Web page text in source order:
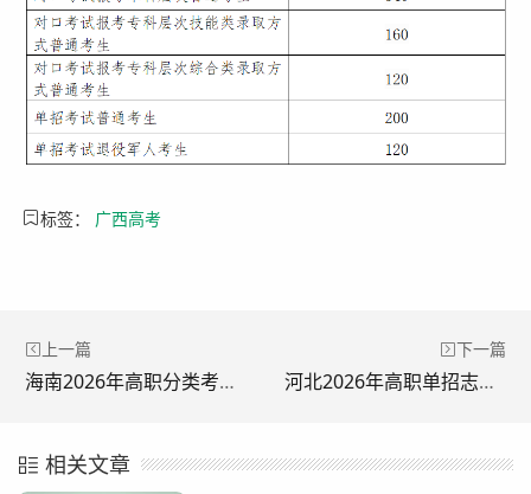
标签： 广西高考
上一篇
海南2026年高职分类考试查分官网入口：http://ea.hainan.gov.cn
下一篇
河北2026年高职单招志愿填报官网入口：https://gzdz.hebeea.edu.cn
相关文章